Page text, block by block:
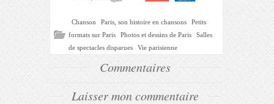
Chanson Paris, son histoire en chansons
Petits
formats sur Paris
Photos et dessins de Paris
Salles
de spectacles disparues
Vie parisienne
Commentaires
Laisser mon commentaire